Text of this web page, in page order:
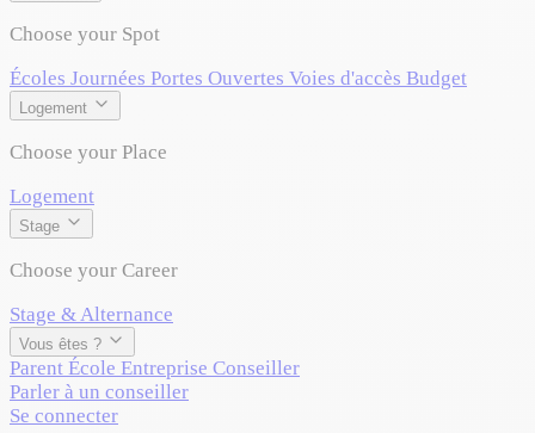
Choose your Spot
Écoles Journées Portes Ouvertes Voies d'accès Budget
Logement
Choose your Place
Logement
Stage
Choose your Career
Stage & Alternance
Vous êtes ?
Parent École Entreprise Conseiller
Parler à un conseiller
Se connecter